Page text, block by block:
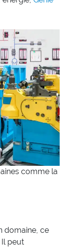
comme la
domaine, ce
Il peut